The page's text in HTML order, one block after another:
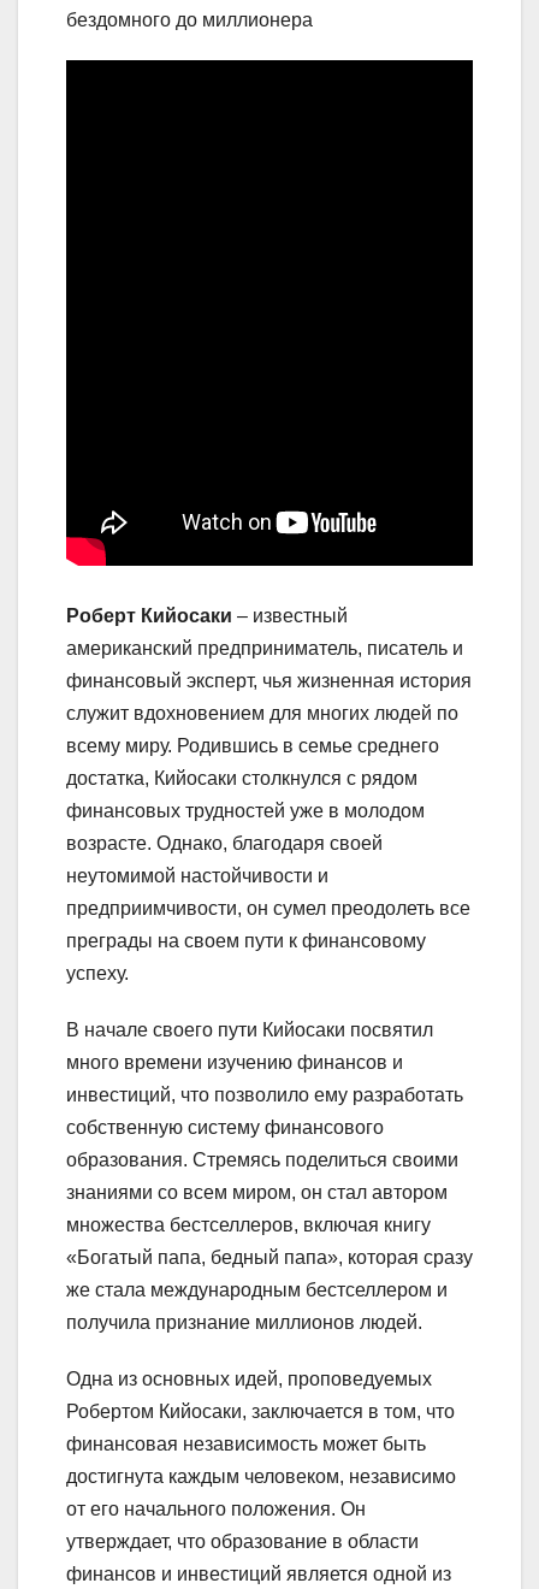
Роберт Кийосаки – известный
американский предприниматель, писатель и
финансовый эксперт, чья жизненная история
служит вдохновением для многих людей по
всему миру. Родившись в семье среднего
достатка, Кийосаки столкнулся с рядом
финансовых трудностей уже в молодом
возрасте. Однако, благодаря своей
неутомимой настойчивости и
предприимчивости, он сумел преодолеть все
преграды на своем пути к финансовому
успеху.
В начале своего пути Кийосаки посвятил
много времени изучению финансов и
инвестиций, что позволило ему разработать
собственную систему финансового
образования. Стремясь поделиться своими
знаниями со всем миром, он стал автором
множества бестселлеров, включая книгу
«Богатый папа, бедный папа», которая сразу
же стала международным бестселлером и
получила признание миллионов людей.
Одна из основных идей, проповедуемых
Робертом Кийосаки, заключается в том, что
финансовая независимость может быть
достигнута каждым человеком, независимо
от его начального положения. Он
утверждает, что образование в области
финансов и инвестиций является одной из